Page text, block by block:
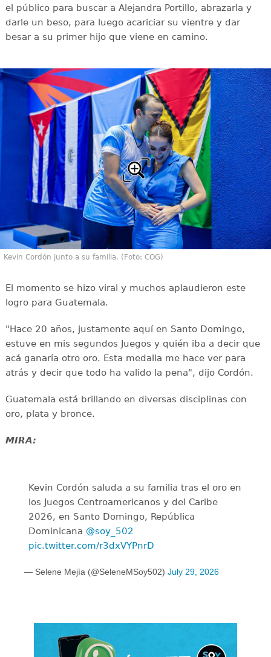
el público para buscar a Alejandra Portillo, abrazarla y
darle un beso, para luego acariciar su vientre y dar
besar a su primer hijo que viene en camino.
Kevin Cordón junto a su familia. (Foto: COG)
El momento se hizo viral y muchos aplaudieron este
logro para Guatemala.
"Hace 20 años, justamente aquí en Santo Domingo,
estuve en mis segundos Juegos y quién iba a decir que
acá ganaría otro oro. Esta medalla me hace ver para
atrás y decir que todo ha valido la pena", dijo Cordón.
Guatemala está brillando en diversas disciplinas con
oro, plata y bronce.
MIRA:
Kevin Cordón saluda a su familia tras el oro en
los Juegos Centroamericanos y del Caribe
2026, en Santo Domingo, República
Dominicana @soy_502
pic.twitter.com/r3dxVYPnrD
— Selene Mejía (@SeleneMSoy502) July 29, 2026